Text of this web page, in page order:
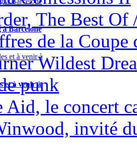
Barcelone
et à venir à
The Best Of
de la Coupe
Wildest
punk
Aid, le concert
invité